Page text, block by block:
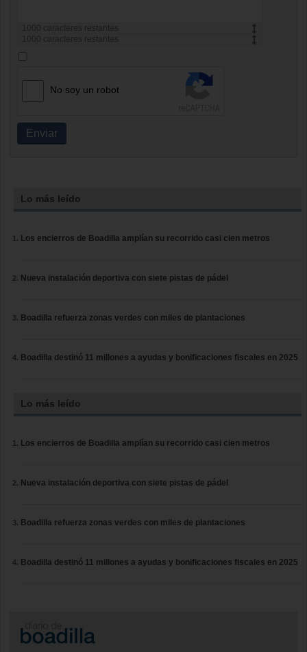
caracteres restantes
caracteres restantes
No soy un robot
Enviar
Lo más leído
Los encierros de Boadilla amplían su recorrido casi cien metros
Nueva instalación deportiva con siete pistas de pádel
Boadilla refuerza zonas verdes con miles de plantaciones
Boadilla destinó 11 millones a ayudas y bonificaciones fiscales en 2025
Lo más leído
Los encierros de Boadilla amplían su recorrido casi cien metros
Nueva instalación deportiva con siete pistas de pádel
Boadilla refuerza zonas verdes con miles de plantaciones
Boadilla destinó 11 millones a ayudas y bonificaciones fiscales en 2025